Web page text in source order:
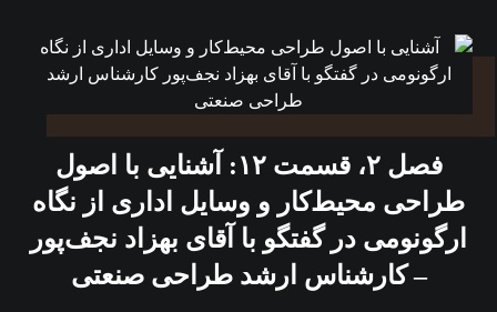
فصل ۲، قسمت ۱۲: آشنایی با اصول
طراحی محیط‌کار و وسایل اداری از نگاه
ارگونومی در گفتگو با آقای بهزاد نجف‌پور
– کارشناس ارشد طراحی صنعتی